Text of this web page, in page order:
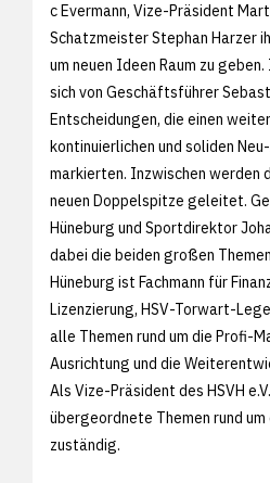
c Evermann, Vize-Präsident
Schatzmeister Stephan Harzer
um neuen Ideen Raum zu
sich von Geschäftsführer
Entscheidungen, die einen
kontinuierlichen und soliden
markierten. Inzwischen werden
neuen Doppelspitze geleitet.
Hüneburg und Sportdirektor
dabei die beiden großen
Hüneburg ist Fachmann für
Lizenzierung, HSV-Torwart-
alle Themen rund um die Profi-
Ausrichtung und die
Als Vize-Präsident des HSVH
übergeordnete Themen rund
zuständig.